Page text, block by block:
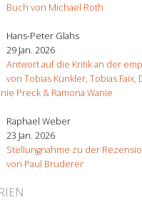
Buch von Michael Roth
Hans-Peter Glahs
29 Jan. 2026
Antwort auf die Kritik an der
von Tobias Künkler, Tobias
Preck & Ramona Wanie
Raphael Weber
23 Jan. 2026
Stellungnahme zu der
von Paul Bruderer